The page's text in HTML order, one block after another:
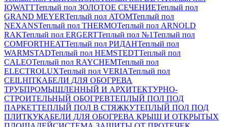
IQWATTТеплый пол ЗОЛОТОЕ СЕЧЕНИЕТеплый пол
GRAND MEYERТеплый пол ATOMТеплый пол
NEXANSТеплый пол THERMOТеплый пол ARNOLD
RAKТеплый пол ERGERTТеплый пол №1Теплый пол
COMFORTHEATТеплый пол РИДАНТеплый пол
WARMSTADТеплый пол HEMSTEDTТеплый пол
CALEOТеплый пол RAYCHEMТеплый пол
ELECTROLUXТеплый пол VERIAТеплый пол
CEILHITКАБЕЛИ ДЛЯ ОБОГРЕВА
ТРУБПРОМЫШЛЕННЫЙ И АРХИТЕКТУРНО-
СТРОИТЕЛЬНЫЙ ОБОГРЕВТЕПЛЫЙ ПОЛ ПОД
ПАРКЕТТЕПЛЫЙ ПОЛ В СТЯЖКУТЕПЛЫЙ ПОЛ ПОД
ПЛИТКУКАБЕЛИ ДЛЯ ОБОГРЕВА КРЫШ И ОТКРЫТЫХ